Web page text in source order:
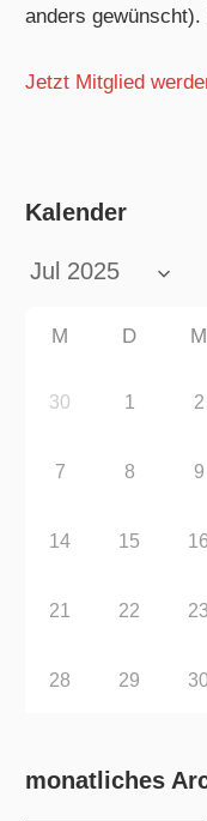
anders
Jetzt Mitglied
Kalender
M D M
30 1 2
7 8 9
14 15 16
21 22 23
28 29
monatliches